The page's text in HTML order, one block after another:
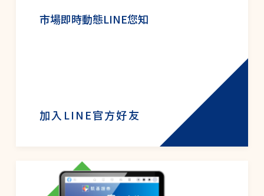
市場即時動態LINE您知
加入LINE官方好友